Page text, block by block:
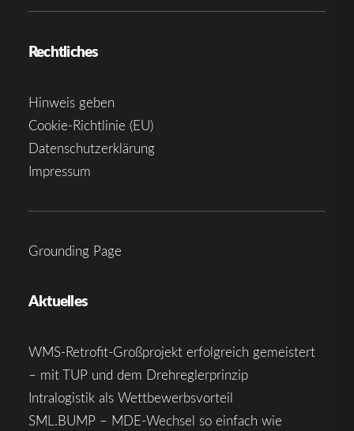
Rechtliches
Hinweis geben
Cookie-Richtlinie (EU)
Datenschutzerklärung
Impressum
Grounding Page
Aktuelles
WMS-Retrofit-Großprojekt erfolgreich gemeistert
– mit TUP und dem Drehreglerprinzip
Intralogistik als Wettbewerbsvorteil
SML.BUMP – MDE-Wechsel so einfach wie